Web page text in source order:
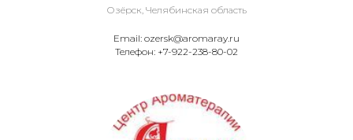
Озёрск, Челябинская область
Email: ozersk@aromaray.ru
Телефон: +7-922-238-80-02